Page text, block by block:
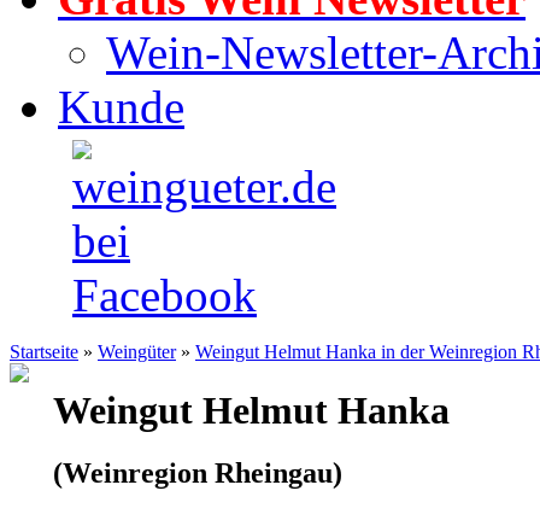
Wein-Newsletter-
Kunde
Startseite » Weingüter » Weingut Helmut Hanka in der Weinregion
Weingut Helmut Hanka
(Weinregion Rheingau)